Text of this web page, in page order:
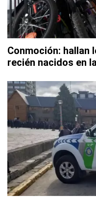
Conmoción: hallan
recién nacidos en